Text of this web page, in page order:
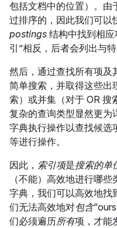
包括文档中的位置）。由
过排序的，因此我们可以
postings 结构中找到相
引”相反，后者会列出与
然后，通过查找所有项及
简单搜索，并取得这些出
索）或并集（对于 OR 搜
复杂的查询类型显然更为
字典执行操作以查找候选
等进行操作。
因此， 索引项是搜索的单
（不能）高效地进行哪
字典，我们可以高效地找
们无法高效地对包含
们必须遍历所有项，才能